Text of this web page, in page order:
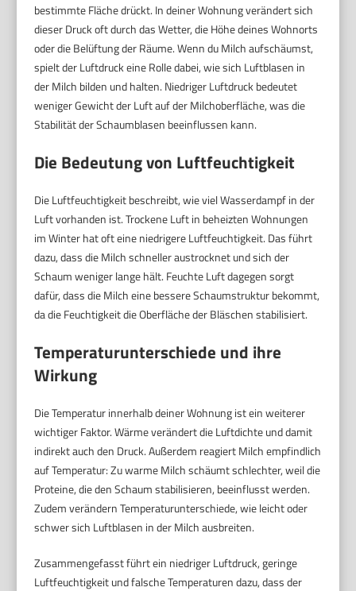
bestimmte Fläche drückt. In deiner Wohnung verändert sich
dieser Druck oft durch das Wetter, die Höhe deines Wohnorts
oder die Belüftung der Räume. Wenn du Milch aufschäumst,
spielt der Luftdruck eine Rolle dabei, wie sich Luftblasen in
der Milch bilden und halten. Niedriger Luftdruck bedeutet
weniger Gewicht der Luft auf der Milchoberfläche, was die
Stabilität der Schaumblasen beeinflussen kann.
Die Bedeutung von Luftfeuchtigkeit
Die Luftfeuchtigkeit beschreibt, wie viel Wasserdampf in der
Luft vorhanden ist. Trockene Luft in beheizten Wohnungen
im Winter hat oft eine niedrigere Luftfeuchtigkeit. Das führt
dazu, dass die Milch schneller austrocknet und sich der
Schaum weniger lange hält. Feuchte Luft dagegen sorgt
dafür, dass die Milch eine bessere Schaumstruktur bekommt,
da die Feuchtigkeit die Oberfläche der Bläschen stabilisiert.
Temperaturunterschiede und ihre
Wirkung
Die Temperatur innerhalb deiner Wohnung ist ein weiterer
wichtiger Faktor. Wärme verändert die Luftdichte und damit
indirekt auch den Druck. Außerdem reagiert Milch empfindlich
auf Temperatur: Zu warme Milch schäumt schlechter, weil die
Proteine, die den Schaum stabilisieren, beeinflusst werden.
Zudem verändern Temperaturunterschiede, wie leicht oder
schwer sich Luftblasen in der Milch ausbreiten.
Zusammengefasst führt ein niedriger Luftdruck, geringe
Luftfeuchtigkeit und falsche Temperaturen dazu, dass der